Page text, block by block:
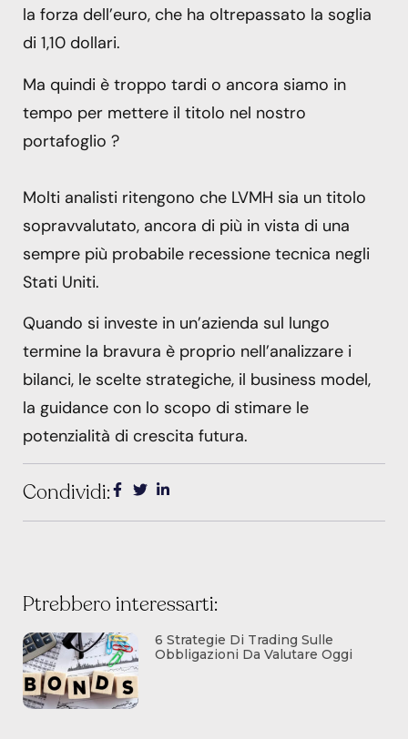
la forza dell’euro, che ha oltrepassato la soglia
di 1,10 dollari.
Ma quindi è troppo tardi o ancora siamo in
tempo per mettere il titolo nel nostro
portafoglio ?
Molti analisti ritengono che LVMH sia un titolo
sopravvalutato, ancora di più in vista di una
sempre più probabile recessione tecnica negli
Stati Uniti.
Quando si investe in un’azienda sul lungo
termine la bravura è proprio nell’analizzare i
bilanci, le scelte strategiche, il business model,
la guidance con lo scopo di stimare le
potenzialità di crescita futura.
Condividi:
Ptrebbero interessarti:
6 Strategie Di Trading Sulle
Obbligazioni Da Valutare Oggi